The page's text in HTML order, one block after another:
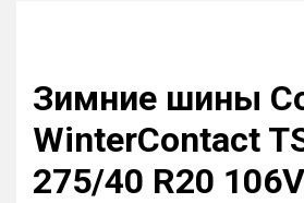
Зимние шины
WinterContact
275/40 R20